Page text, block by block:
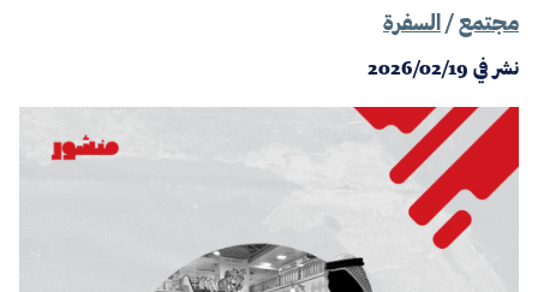
مجتمع/ السفرة
نشر في2026/02/19